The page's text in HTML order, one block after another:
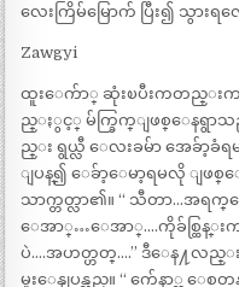
လေးကြိမ်မြောက် ပြီး၍ သွားရ
Zawgyi
ထူးေက်ာ္ ဆုံးၿပီးကတည္းက
ည္ႏွင့္ မ်က္ခြက္ျဖစ္ေနရွာသ
ည္း ရွယ္လီ ေလးခမ်ာ အေခ်ာ့ခံ
ျပန္၍ ေခ်ာ့ေမာ့ရမလို ျဖ
သာက္တတ္လာ၏။ “ သီတာ…အရက္
ေအာ္…ေအာ္….ကိုခ်စ္ထြန္း
ပဲ….အဟတ္ဟတ္….” ဒီေန႔လ
မူးေနျပန္သည္။ “ က်ေနာ္က ေ